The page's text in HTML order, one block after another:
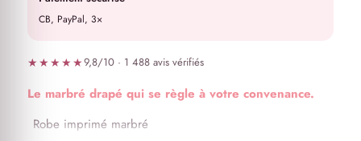
★★★★★9,8/10 · 1 488 avis vérifiés
Le marbré drapé qui se règle à votre convenance.
Robe imprimé marbré
CB, PayPal, 3×